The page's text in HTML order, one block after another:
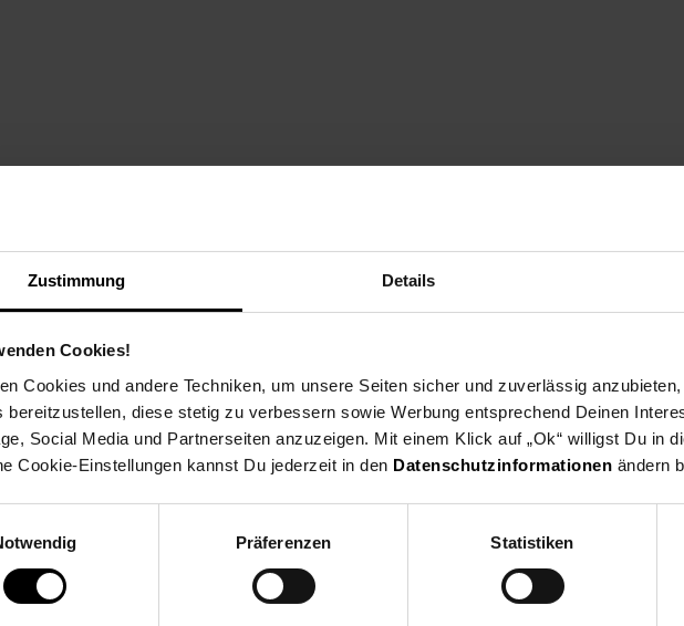
Zustimmung Details
Cookies!
Cookies und andere Techniken, um unsere Seiten sicher und zuverlässig
bereitzustellen, diese stetig zu verbessern sowie Werbung entsprechend Deinen
Social Media und Partnerseiten anzuzeigen. Mit einem Klick auf „Ok“ willigst Du in
Cookie-Einstellungen kannst Du jederzeit in den Datenschutzinformationen ändern
Präferenzen Statistiken